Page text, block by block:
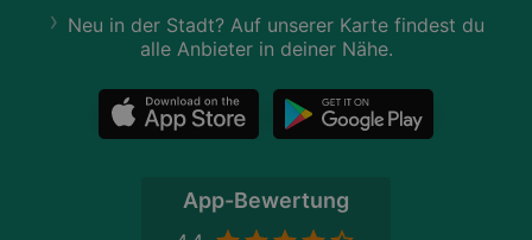
Neu in der Stadt? Auf unserer Karte findest du
alle Anbieter in deiner Nähe.
App-Bewertung